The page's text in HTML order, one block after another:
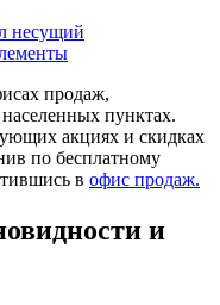
несущий
продаж,
пунктах.
акциях и скидках
по бесплатному
в офис продаж.
и